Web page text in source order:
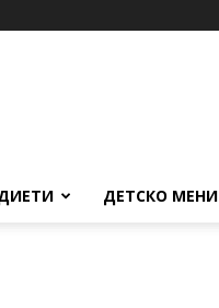
ДЕТСКО МЕНИ